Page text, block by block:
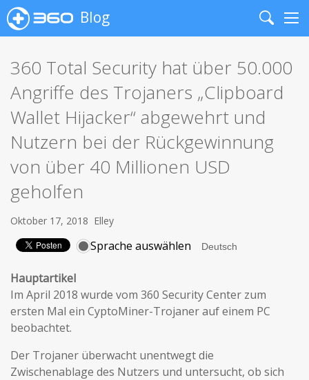
Blog
Search
360 Total Security hat über 50.000
Angriffe des Trojaners „Clipboard
Wallet Hijacker“ abgewehrt und
Nutzern bei der Rückgewinnung
von über 40 Millionen USD
geholfen
Oktober 17, 2018 Elley
Sprache auswählen
Hauptartikel
Im April 2018 wurde vom 360 ​Security Center zum
ersten Mal ein CyptoMiner-Trojaner auf einem PC
beobachtet.
Der Trojaner überwacht unentwegt die
Zwischenablage des Nutzers und untersucht, ob sich